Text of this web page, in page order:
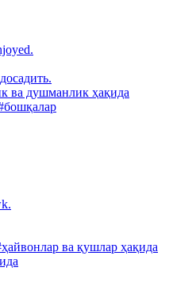
ва душманлик ҳақида
ва қушлар ҳақида